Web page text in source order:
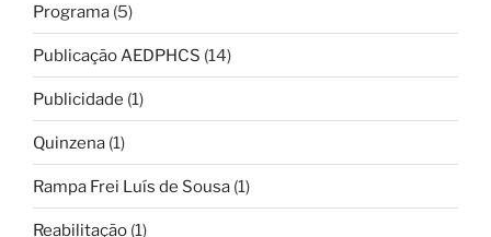
Programa (5)
Publicação AEDPHCS (14)
Publicidade (1)
Quinzena (1)
Rampa Frei Luís de Sousa (1)
Reabilitação (1)